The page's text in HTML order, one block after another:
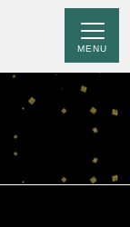
MENU